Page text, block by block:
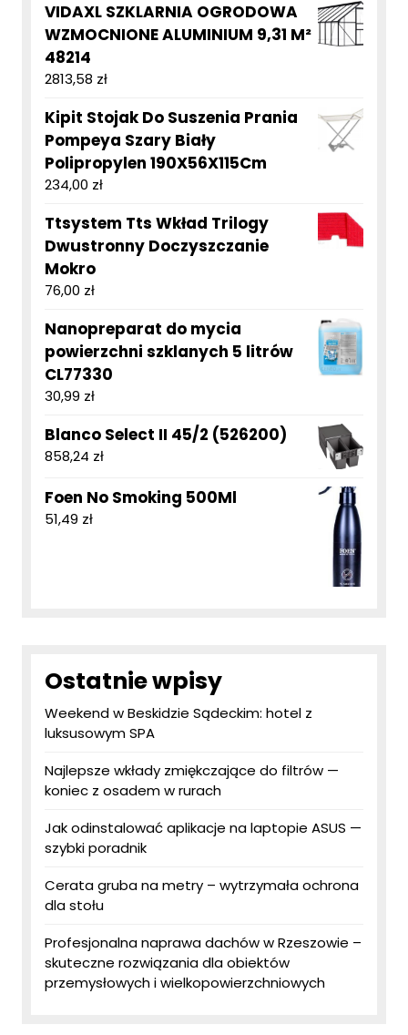
VIDAXL SZKLARNIA OGRODOWA
WZMOCNIONE ALUMINIUM 9,31 M²
48214
2813,58 zł
Kipit Stojak Do Suszenia Prania
Pompeya Szary Biały
Polipropylen 190X56X115Cm
234,00 zł
Ttsystem Tts Wkład Trilogy
Dwustronny Doczyszczanie
Mokro
76,00 zł
Nanopreparat do mycia
powierzchni szklanych 5 litrów
CL77330
30,99 zł
Blanco Select II 45/2 (526200)
858,24 zł
Foen No Smoking 500Ml
51,49 zł
Ostatnie wpisy
Weekend w Beskidzie Sądeckim: hotel z
luksusowym SPA
Najlepsze wkłady zmiękczające do filtrów —
koniec z osadem w rurach
Jak odinstalować aplikacje na laptopie ASUS —
szybki poradnik
Cerata gruba na metry – wytrzymała ochrona
dla stołu
Profesjonalna naprawa dachów w Rzeszowie –
skuteczne rozwiązania dla obiektów
przemysłowych i wielkopowierzchniowych